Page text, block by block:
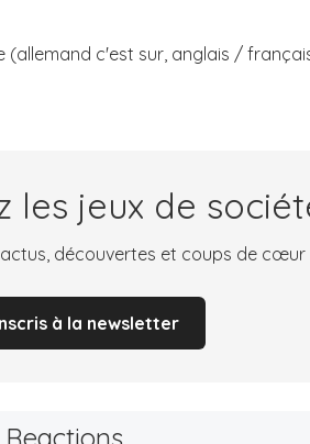
c'est sur, anglais /
les jeux de
découvertes et coups de
à la newsletter
Reactions